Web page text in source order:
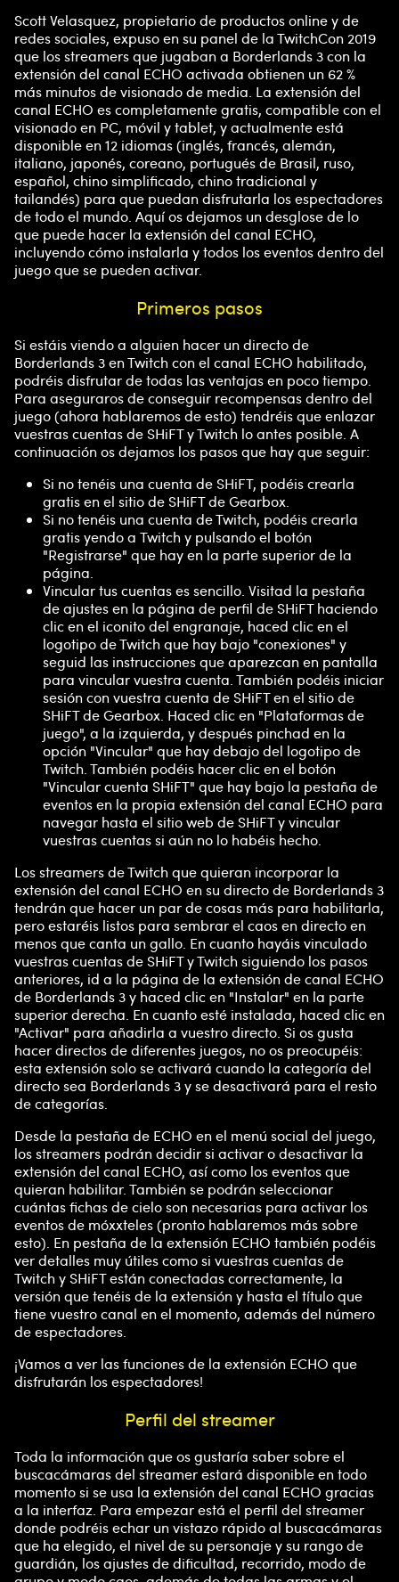
Scott Velasquez, propietario de productos online y de
redes sociales, expuso en su panel de la TwitchCon 2019
que los streamers que jugaban a Borderlands 3 con la
extensión del canal ECHO activada obtienen un 62 %
más minutos de visionado de media. La extensión del
canal ECHO es completamente gratis, compatible con el
visionado en PC, móvil y tablet, y actualmente está
disponible en 12 idiomas (inglés, francés, alemán,
italiano, japonés, coreano, portugués de Brasil, ruso,
español, chino simplificado, chino tradicional y
tailandés) para que puedan disfrutarla los espectadores
de todo el mundo. Aquí os dejamos un desglose de lo
que puede hacer la extensión del canal ECHO,
incluyendo cómo instalarla y todos los eventos dentro del
juego que se pueden activar.
Primeros pasos
Si estáis viendo a alguien hacer un directo de
Borderlands 3 en Twitch con el canal ECHO habilitado,
podréis disfrutar de todas las ventajas en poco tiempo.
Para aseguraros de conseguir recompensas dentro del
juego (ahora hablaremos de esto) tendréis que enlazar
vuestras cuentas de SHiFT y Twitch lo antes posible. A
continuación os dejamos los pasos que hay que seguir:
Si no tenéis una cuenta de SHiFT, podéis crearla
gratis en el sitio de SHiFT de Gearbox.
Si no tenéis una cuenta de Twitch, podéis crearla
gratis yendo a Twitch y pulsando el botón
"Registrarse" que hay en la parte superior de la
página.
Vincular tus cuentas es sencillo. Visitad la pestaña
de ajustes en la página de perfil de SHiFT haciendo
clic en el iconito del engranaje, haced clic en el
logotipo de Twitch que hay bajo "conexiones" y
seguid las instrucciones que aparezcan en pantalla
para vincular vuestra cuenta. También podéis iniciar
sesión con vuestra cuenta de SHiFT en el sitio de
SHiFT de Gearbox. Haced clic en "Plataformas de
juego", a la izquierda, y después pinchad en la
opción "Vincular" que hay debajo del logotipo de
Twitch. También podéis hacer clic en el botón
"Vincular cuenta SHiFT" que hay bajo la pestaña de
eventos en la propia extensión del canal ECHO para
navegar hasta el sitio web de SHiFT y vincular
vuestras cuentas si aún no lo habéis hecho.
Los streamers de Twitch que quieran incorporar la
extensión del canal ECHO en su directo de Borderlands 3
tendrán que hacer un par de cosas más para habilitarla,
pero estaréis listos para sembrar el caos en directo en
menos que canta un gallo. En cuanto hayáis vinculado
vuestras cuentas de SHiFT y Twitch siguiendo los pasos
anteriores, id a la página de la extensión de canal ECHO
de Borderlands 3 y haced clic en "Instalar" en la parte
superior derecha. En cuanto esté instalada, haced clic en
"Activar" para añadirla a vuestro directo. Si os gusta
hacer directos de diferentes juegos, no os preocupéis:
esta extensión solo se activará cuando la categoría del
directo sea Borderlands 3 y se desactivará para el resto
de categorías.
Desde la pestaña de ECHO en el menú social del juego,
los streamers podrán decidir si activar o desactivar la
extensión del canal ECHO, así como los eventos que
quieran habilitar. También se podrán seleccionar
cuántas fichas de cielo son necesarias para activar los
eventos de móxxteles (pronto hablaremos más sobre
esto). En pestaña de la extensión ECHO también podéis
ver detalles muy útiles como si vuestras cuentas de
Twitch y SHiFT están conectadas correctamente, la
versión que tenéis de la extensión y hasta el título que
tiene vuestro canal en el momento, además del número
de espectadores.
¡Vamos a ver las funciones de la extensión ECHO que
disfrutarán los espectadores!
Perfil del streamer
Toda la información que os gustaría saber sobre el
buscacámaras del streamer estará disponible en todo
momento si se usa la extensión del canal ECHO gracias
a la interfaz. Para empezar está el perfil del streamer
donde podréis echar un vistazo rápido al buscacámaras
que ha elegido, el nivel de su personaje y su rango de
guardián, los ajustes de dificultad, recorrido, modo de